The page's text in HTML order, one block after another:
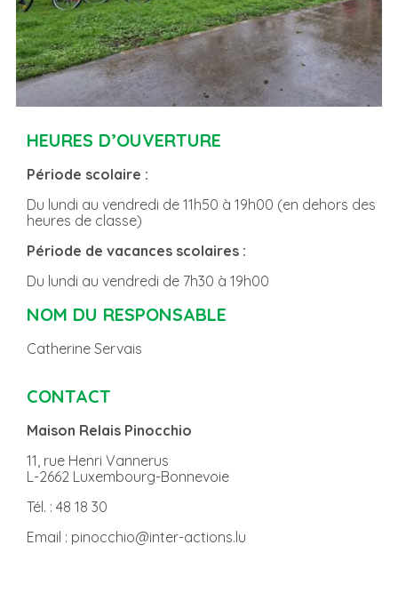
HEURES D’OUVERTURE
Période scolaire :
Du lundi au vendredi de 11h50 à 19h00 (en dehors des
heures de classe)
Période de vacances scolaires :
Du lundi au vendredi de 7h30 à 19h00
NOM DU RESPONSABLE
Catherine Servais
CONTACT
Maison Relais Pinocchio
11, rue Henri Vannerus
L-2662 Luxembourg-Bonnevoie
Tél. : 48 18 30
Email : pinocchio@inter-actions.lu